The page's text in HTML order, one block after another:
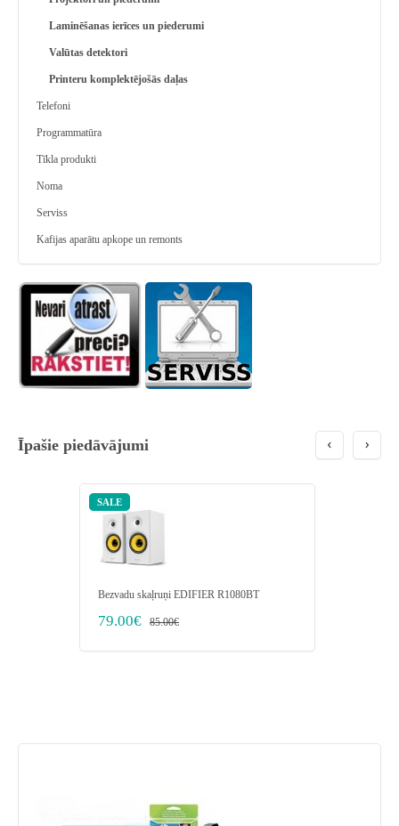
Laminēšanas ierīces un piederumi
Valūtas detektori
Printeru komplektējošās daļas
Telefoni
Programmatūra
Tīkla produkti
Noma
Serviss
Kafijas aparātu apkope un remonts
Īpašie piedāvājumi
SALE
Bezvadu skaļruņi EDIFIER R1080BT
79.00€ 85.00€